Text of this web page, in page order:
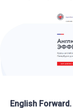
English Forward.